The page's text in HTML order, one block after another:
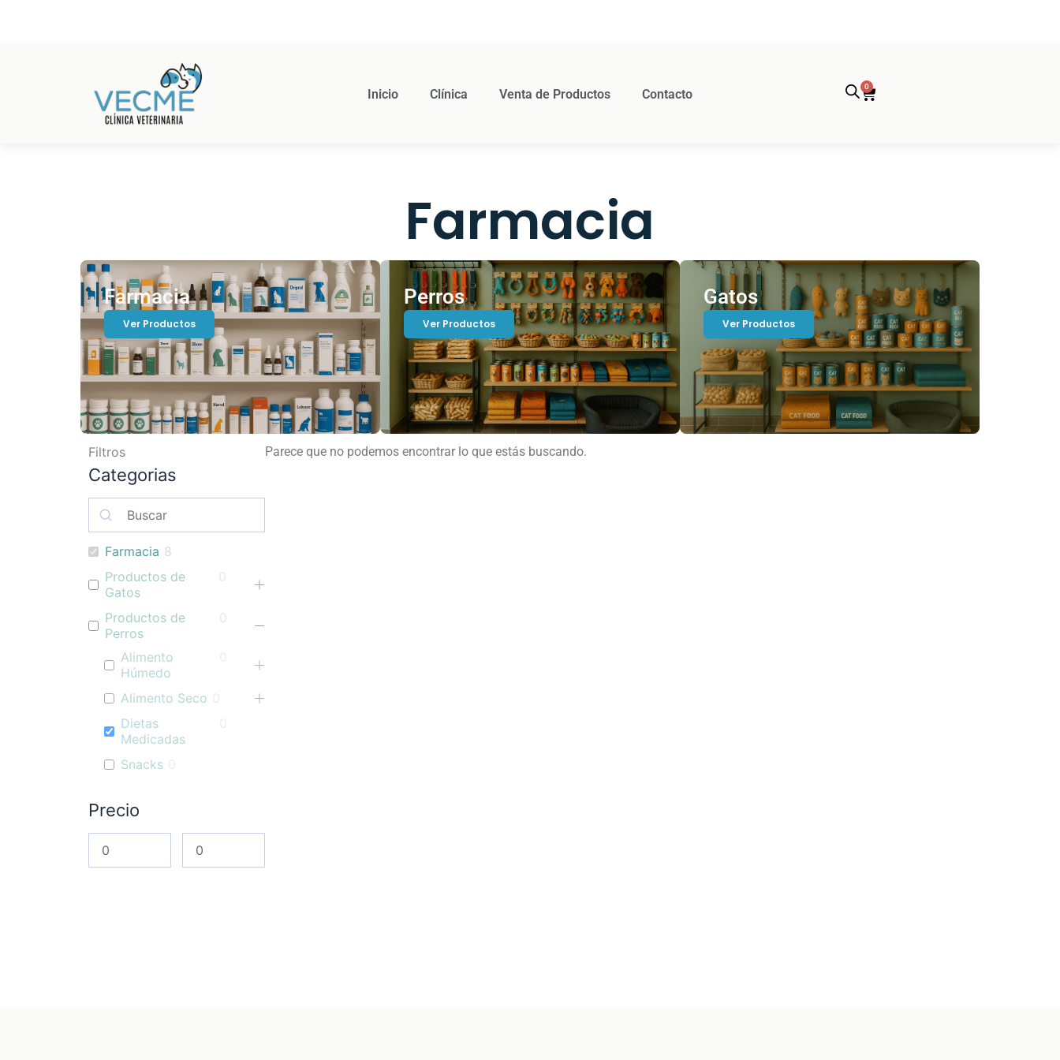
Inicio Clínica Venta de Productos Contacto
0
Cart
Farmacia
Farmacia
Ver Productos
Perros
Ver Productos
Gatos
Ver Productos
Filtros
Categorias
Farmacia 8
Productos de
Gatos
0
Productos de
Perros
0
Alimento
Húmedo
Alimento Seco
Dietas
Medicadas
Snacks
Precio
Parece que no podemos encontrar lo que estás buscando.